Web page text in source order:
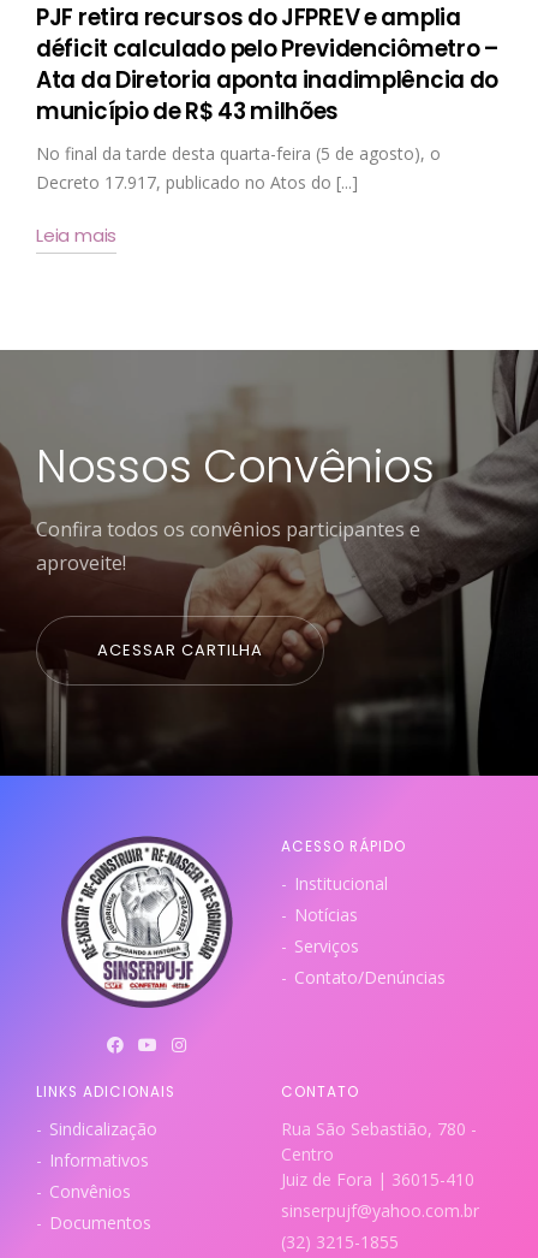
PJF retira recursos do JFPREV e amplia
déficit calculado pelo Previdenciômetro –
Ata da Diretoria aponta inadimplência do
município de R$ 43 milhões
No final da tarde desta quarta-feira (5 de agosto), o
Decreto 17.917, publicado no Atos do [...]
Leia mais
Nossos Convênios
Confira todos os convênios participantes e
aproveite!
ACESSAR CARTILHA
ACESSO RÁPIDO
Institucional
Notícias
Serviços
Contato/Denúncias
LINKS ADICIONAIS
Sindicalização
Informativos
Convênios
Documentos
CONTATO
Rua São Sebastião, 780 -
Centro
Juiz de Fora | 36015-410
sinserpujf@yahoo.com.br
(32) 3215-1855